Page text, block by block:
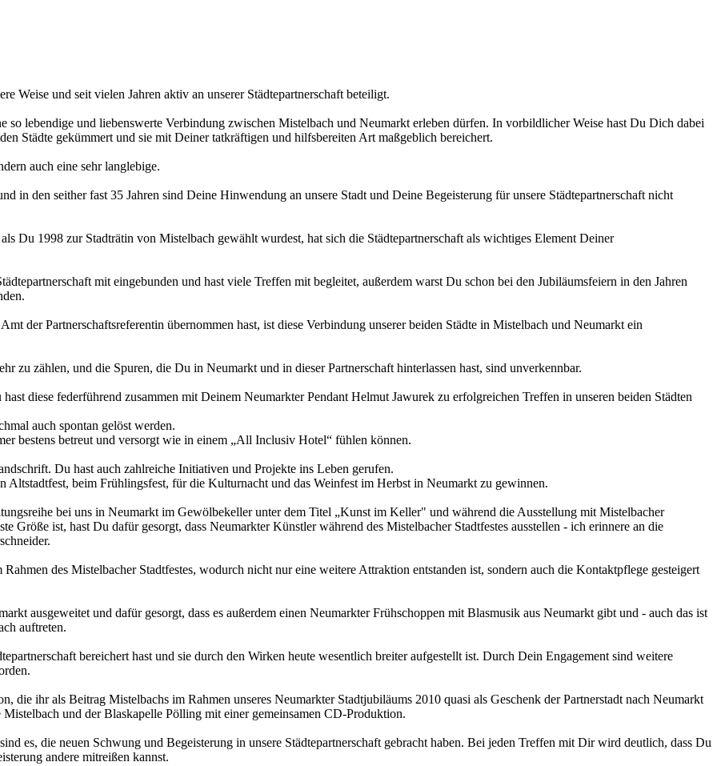
Weise und seit vielen Jahren aktiv an unserer Städtepartnerschaft beteiligt.
so lebendige und liebenswerte Verbindung zwischen Mistelbach und Neumarkt erleben dürfen. In vorbildlicher Weise hast Du Dich dabei
Städte gekümmert und sie mit Deiner tatkräftigen und hilfsbereiten Art maßgeblich bereichert.
auch eine sehr langlebige.
in den seither fast 35 Jahren sind Deine Hinwendung an unsere Stadt und Deine Begeisterung für unsere Städtepartnerschaft nicht
Du 1998 zur Stadträtin von Mistelbach gewählt wurdest, hat sich die Städtepartnerschaft als wichtiges Element Deiner
mit eingebunden und hast viele Treffen mit begleitet, außerdem warst Du schon bei den Jubiläumsfeiern in den Jahren
der Partnerschaftsreferentin übernommen hast, ist diese Verbindung unserer beiden Städte in Mistelbach und Neumarkt ein
zu zählen, und die Spuren, die Du in Neumarkt und in dieser Partnerschaft hinterlassen hast, sind unverkennbar.
diese federführend zusammen mit Deinem Neumarkter Pendant Helmut Jawurek zu erfolgreichen Treffen in unseren beiden Städten
auch spontan gelöst werden.
bestens betreut und versorgt wie in einem „All Inclusiv Hotel“ fühlen können.
Du hast auch zahlreiche Initiativen und Projekte ins Leben gerufen.
beim Frühlingsfest, für die Kulturnacht und das Weinfest im Herbst in Neumarkt zu gewinnen.
bei uns in Neumarkt im Gewölbekeller unter dem Titel „Kunst im Keller" und während die Ausstellung mit Mistelbacher
Größe ist, hast Du dafür gesorgt, dass Neumarkter Künstler während des Mistelbacher Stadtfestes ausstellen - ich erinnere an die
des Mistelbacher Stadtfestes, wodurch nicht nur eine weitere Attraktion entstanden ist, sondern auch die Kontaktpflege gesteigert
ausgeweitet und dafür gesorgt, dass es außerdem einen Neumarkter Frühschoppen mit Blasmusik aus Neumarkt gibt und - auch das ist
auftreten.
bereichert hast und sie durch den Wirken heute wesentlich breiter aufgestellt ist. Durch Dein Engagement sind weitere
die ihr als Beitrag Mistelbachs im Rahmen unseres Neumarkter Stadtjubiläums 2010 quasi als Geschenk der Partnerstadt nach Neumarkt
und der Blaskapelle Pölling mit einer gemeinsamen CD-Produktion.
es, die neuen Schwung und Begeisterung in unsere Städtepartnerschaft gebracht haben. Bei jeden Treffen mit Dir wird deutlich, dass Du
andere mitreißen kannst.